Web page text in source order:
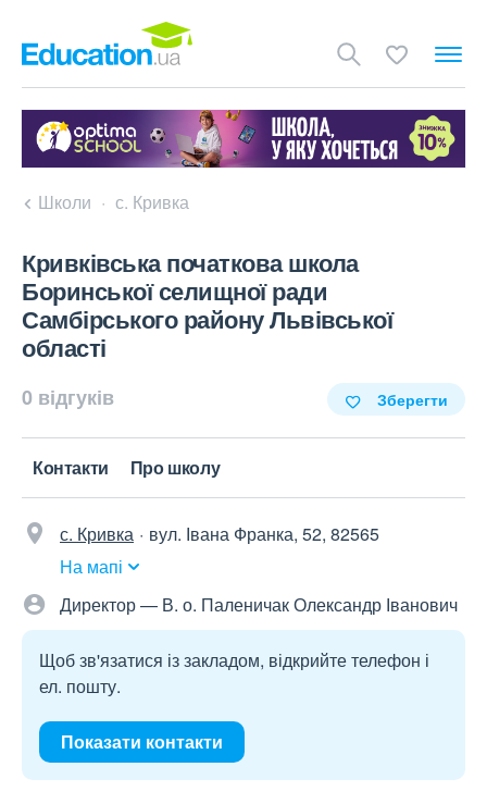
Школи с. Кривка
Кривківська початкова школа
Боринської селищної ради
Самбірського району Львівської
області
0 відгуків Зберегти
Контакти Про школу
с. Кривка
вул. Івана Франка, 52, 82565
На мапі
Директор — В. о. Паленичак Олександр Іванович
Щоб зв'язатися із закладом, відкрийте телефон і
ел. пошту.
Показати контакти